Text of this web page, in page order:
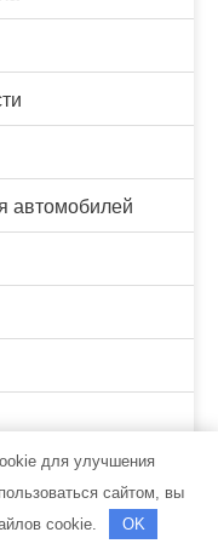
автомобилей
для улучшения
сайтом, вы
cookie.
OK